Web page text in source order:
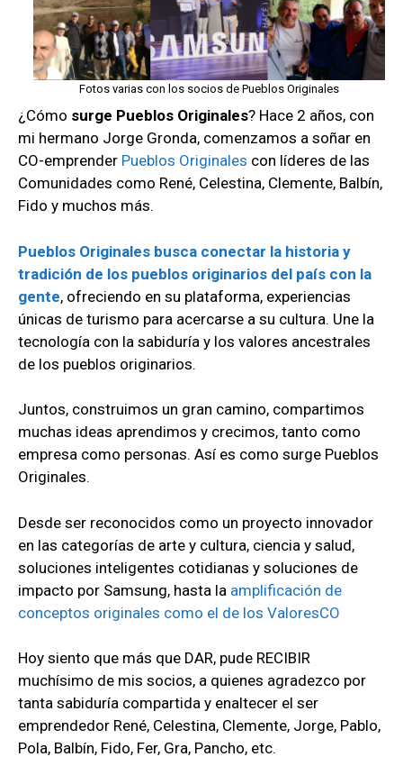
Fotos varias con los socios de Pueblos Originales
¿Cómo surge Pueblos Originales? Hace 2 años, con
mi hermano Jorge Gronda, comenzamos a soñar en
CO-emprender Pueblos Originales con líderes de las
Comunidades como René, Celestina, Clemente, Balbín,
Fido y muchos más.
Pueblos Originales busca conectar la historia y
tradición de los pueblos originarios del país con la
gente, ofreciendo en su plataforma, experiencias
únicas de turismo para acercarse a su cultura. Une la
tecnología con la sabiduría y los valores ancestrales
de los pueblos originarios.
Juntos, construimos un gran camino, compartimos
muchas ideas aprendimos y crecimos, tanto como
empresa como personas. Así es como surge Pueblos
Originales.
Desde ser reconocidos como un proyecto innovador
en las categorías de arte y cultura, ciencia y salud,
soluciones inteligentes cotidianas y soluciones de
impacto por Samsung, hasta la amplificación de
conceptos originales como el de los ValoresCO
Hoy siento que más que DAR, pude RECIBIR
muchísimo de mis socios, a quienes agradezco por
tanta sabiduría compartida y enaltecer el ser
emprendedor René, Celestina, Clemente, Jorge, Pablo,
Pola, Balbín, Fido, Fer, Gra, Pancho, etc.